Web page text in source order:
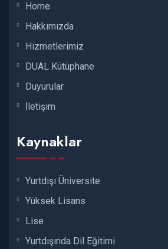
Home
Hakkımızda
Hizmetlerimiz
DUAL Kütüphane
Duyurular
İletişim
Kaynaklar
Yurtdışı Üniversite
Yüksek Lisans
Lise
Yurtdışında Dil Eğitimi